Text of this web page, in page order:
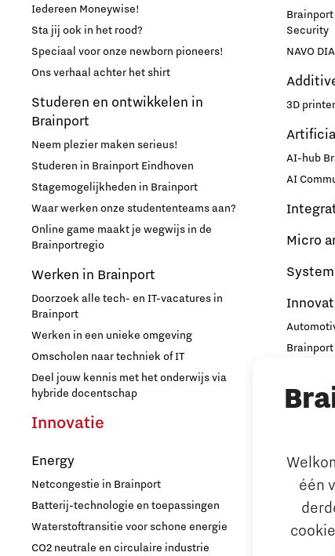
één
Iedereen Moneywise!
Sta jij ook in het rood?
Speciaal voor onze newborn pioneers!
Ons verhaal achter het shirt
Studeren en ontwikkelen in
Brainport
Neem plezier maken serieus!
Studeren in Brainport Eindhoven
Stagemogelijkheden in Brainport
Waar werken onze studententeams aan?
Online game maakt je wegwijs in de
Brainportregio
Werken in Brainport
Doorzoek alle tech- en IT-vacatures in
Brainport
Werken in een unieke omgeving
Omscholen naar techniek of IT
Deel jouw kennis met het onderwijs via
hybride docentschap
Innovatie
Energy
Netcongestie in Brainport
Batterij-technologie en toepassingen
Waterstoftransitie voor schone energie
CO2 neutrale en circulaire industrie
Security
NAVO
3D
AI-hub
AI
Micro
Strijp
TU/e
behouden